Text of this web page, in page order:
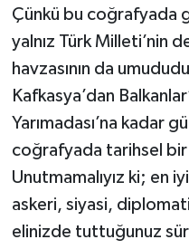
Çünkü bu coğrafyada
yalnız Türk Milleti’nin
havzasının da
Kafkasya’dan
Yarımadası’na kadar
coğrafyada tarihsel bir
Unutmamalıyız ki; en
askeri, siyasi,
elinizde tuttuğunuz